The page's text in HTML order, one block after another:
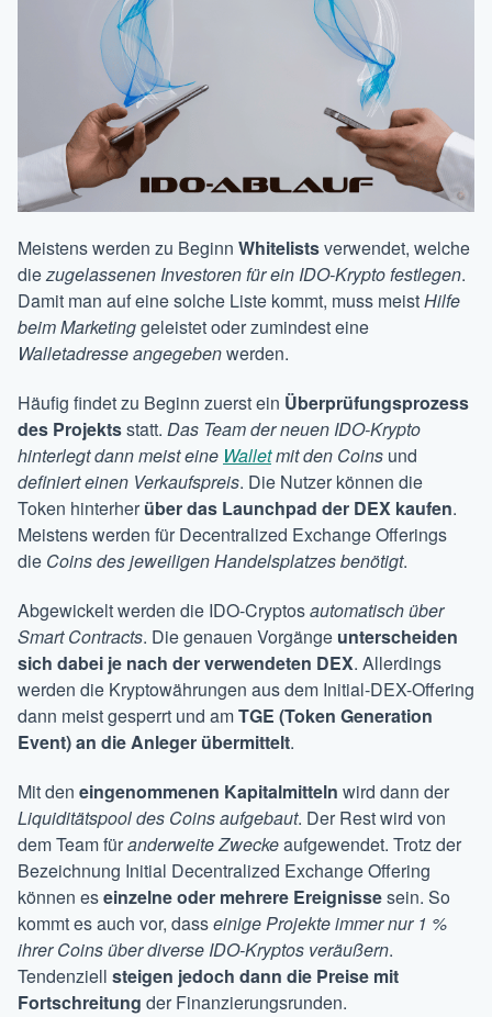
Meistens werden zu Beginn Whitelistsverwendet, welche
diezugelassenen Investoren für ein IDO-Krypto festlegen.
Damit man auf eine solche Liste kommt, muss meistHilfe
beim Marketinggeleistet oder zumindest eine
Walletadresse angegebenwerden.
Häufig findet zu Beginn zuerst ein Überprüfungsprozess
des Projektsstatt. Das Team der neuen IDO-Krypto
hinterlegt dann meist eine Walletmit den Coins und
definiert einen Verkaufspreis. Die Nutzer können die
Token hinterherüber das Launchpad der DEX kaufen.
Meistens werden für Decentralized Exchange Offerings
die Coins des jeweiligen Handelsplatzes benötigt.
Abgewickelt werden die IDO-Cryptosautomatisch über
Smart Contracts. Die genauen Vorgänge unterscheiden
sich dabei je nach der verwendeten DEX. Allerdings
werden die Kryptowährungen aus dem Initial-DEX-Offering
dann meist gesperrt und amTGE (Token Generation
Event) an die Anleger übermittelt.
Mit den eingenommenen Kapitalmitteln wird dann der
Liquiditätspool des Coins aufgebaut. Der Rest wird von
dem Team füranderweite Zweckeaufgewendet. Trotz der
Bezeichnung Initial Decentralized Exchange Offering
können eseinzelne oder mehrere Ereignissesein. So
kommt es auch vor, dasseinige Projekte immer nur 1 %
ihrer Coins über diverse IDO-Kryptos veräußern.
Tendenziell steigen jedoch dann die Preise mit
Fortschreitung der Finanzierungsrunden.